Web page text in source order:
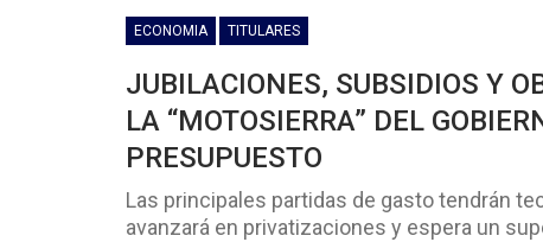
ECONOMIA TITULARES
JUBILACIONES, SUBSIDIOS Y
LA “MOTOSIERRA” DEL
PRESUPUESTO
Las principales partidas de gasto tendrán
avanzará en privatizaciones y espera un